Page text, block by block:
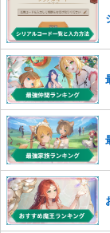
せていただきま
※一度削除した
さい。
また、過度な利用
った場合は、法的
かじめご理解くださ